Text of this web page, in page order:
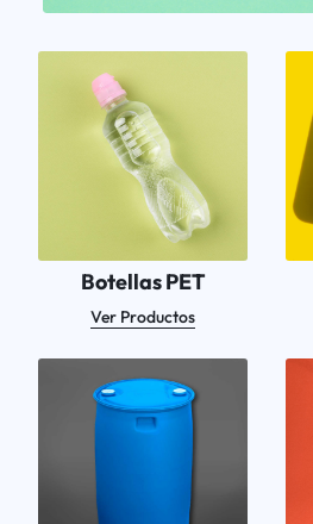
Botellas PET
Ver Productos